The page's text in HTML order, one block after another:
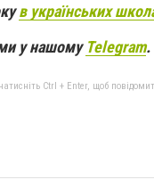
в українських
у нашому Telegram.
Ctrl + Enter, щоб